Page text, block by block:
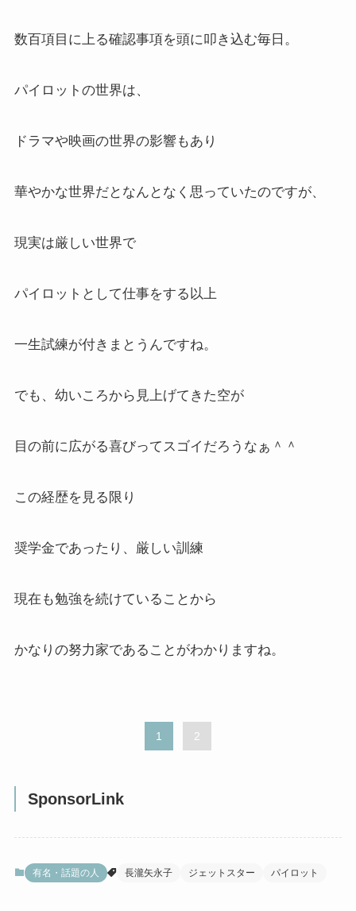
数百項目に上る確認事項を頭に叩き込む毎日。
パイロットの世界は、
ドラマや映画の世界の影響もあり
華やかな世界だとなんとなく思っていたのですが、
現実は厳しい世界で
パイロットとして仕事をする以上
一生試練が付きまとうんですね。
でも、幼いころから見上げてきた空が
目の前に広がる喜びってスゴイだろうなぁ＾＾
この経歴を見る限り
奨学金であったり、厳しい訓練
現在も勉強を続けていることから
かなりの努力家であることがわかりますね。
1 2
SponsorLink
有名・話題の人 長瀧矢永子 ジェットスター パイロット